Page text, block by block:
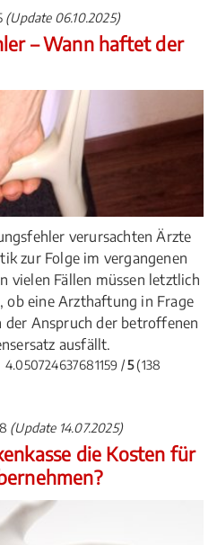
(Update 06.10.2025)
– Wann haftet der
verursachten Ärzte
zur Folge im vergangenen
vielen Fällen müssen letztlich
ob eine Arzthaftung in Frage
Anspruch der betroffenen
ausfällt.
4.050724637681159 /5(138
(Update 14.07.2025)
die Kosten für